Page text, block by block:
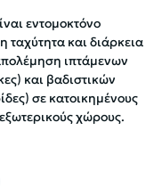
εντομοκτόνο
ταχύτητα και διάρκεια
ιπτάμενων
και βαδιστικών
σε κατοικημένους
χώρους.